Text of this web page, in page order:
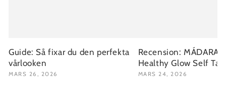
Guide: Så fixar du den perfekta
vårlooken
MARS 26, 2026
Recension: MÁDARA
Healthy Glow Self
MARS 24, 2026